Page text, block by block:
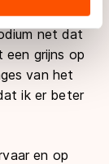
geen
de GDPR.
deze
cookiebeleid
kunt en die
net dat
een grijns op
van het
ik er beter
en op